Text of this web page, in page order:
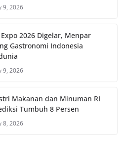
9, 2026
2026 Digelar, Menpar
Gastronomi Indonesia
9, 2026
Makanan dan Minuman RI
Tumbuh 8 Persen
8, 2026